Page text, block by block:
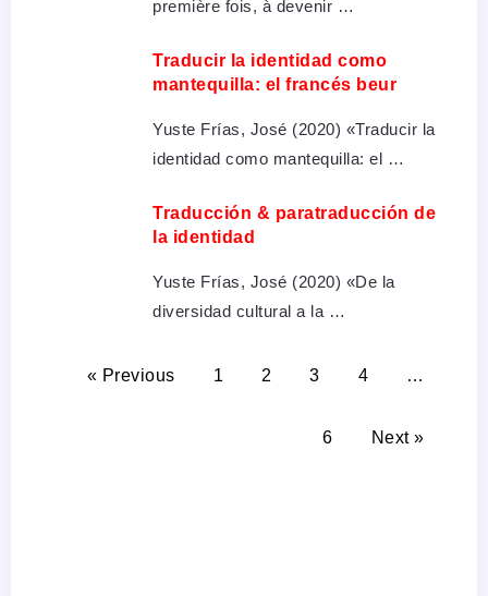
première fois, à devenir …
Traducir la identidad como
mantequilla: el francés beur
Yuste Frías, José (2020) «Traducir la
identidad como mantequilla: el …
Traducción & paratraducción de
la identidad
Yuste Frías, José (2020) «De la
diversidad cultural a la …
« Previous 1 2 3 4 …
6 Next »